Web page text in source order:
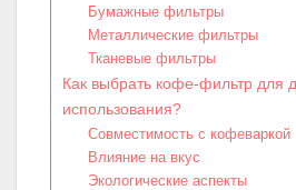
Бумажные фильтры
Металлические фильтры
Тканевые фильтры
Как выбрать кофе-фильтр для
использования?
Совместимость с кофеваркой
Влияние на вкус
Экологические аспекты